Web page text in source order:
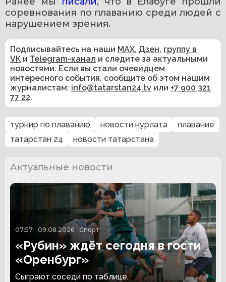
соревнования по плаванию среди людей с
нарушением зрения.
Подписывайтесь на наши MAX, Дзен, группу в
VK и Telegram-канал и следите за актуальными
новостями. Если вы стали очевидцем
интересного события, сообщите об этом нашим
журналистам: info@tatarstan24.tv или +7 900 321
77 22.
турнир по плаванию новости нурлата
плавание
татарстан 24
новости татарстана
Актуальные новости
07:57 09.08.2026 Спорт
«Рубин» ждёт сегодня в гости
«Оренбург»
Сыграют соседи по таблице.